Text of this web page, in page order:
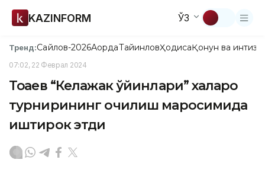
KAZINFORM ЎЗ
Тренд:Сайлов-2026АқордаТайинловҲодисаҚонун ва
07:02, 22 Феврал 2024
Тоқаев “Келажак ўйинлари” халқаро
турнирининг очилиш маросимида
иштирок этди